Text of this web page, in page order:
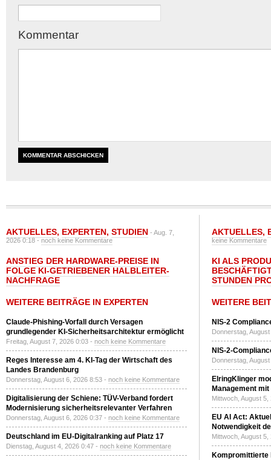
Kommentar
AKTUELLES, EXPERTEN, STUDIEN - Aug. 7,
2026 0:18 -noch keine Kommentare
ANSTIEG DER HARDWARE-PREISE IN
FOLGE KI-GETRIEBENER HALBLEITER-
NACHFRAGE
WEITERE BEITRÄGE IN EXPERTEN
Claude-Phishing-Vorfall durch Versagen
grundlegender KI-Sicherheitsarchitektur ermöglicht
Freitag, August 7, 2026 0:03 - noch keine Kommentare
Reges Interesse am 4. KI-Tag der Wirtschaft des
Landes Brandenburg
Donnerstag, August 6, 2026 8:53 - noch keine Kommentare
Digitalisierung der Schiene: TÜV-Verband fordert
Modernisierung sicherheitsrelevanter Verfahren
Donnerstag, August 6, 2026 0:37 - noch keine Kommentare
Deutschland im EU-Digitalranking auf Platz 17
Dienstag, August 4, 2026 0:47 - noch keine Kommentare
AKTUELLES,
keine Kommentare
KI ALS
STUNDEN
WEITERE
NIS-2
Donnerstag,
NIS-2-
Donnerstag,
ElringKlinger
Management
Mittwoch, August
EU AI Act:
Notwendigkeit
Mittwoch, August
Kompromittierte